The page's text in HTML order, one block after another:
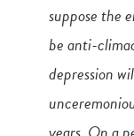
suppose the
be anti-
depression